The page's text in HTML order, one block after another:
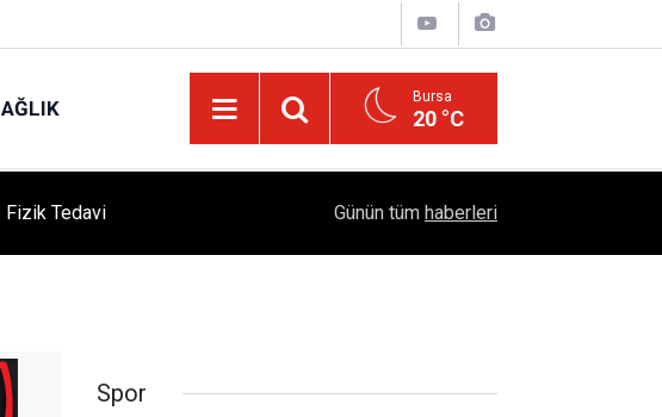
Bursa
20 °C
Fizik Tedavi
Mühendislik Hikayesi
Günün tüm haberleri
Spor